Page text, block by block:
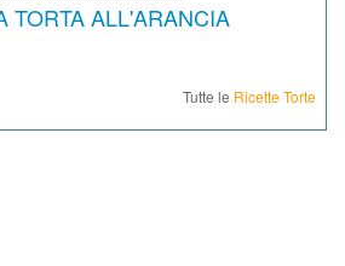
TORTA ALL'ARANCIA
Tutte le Ricette Torte